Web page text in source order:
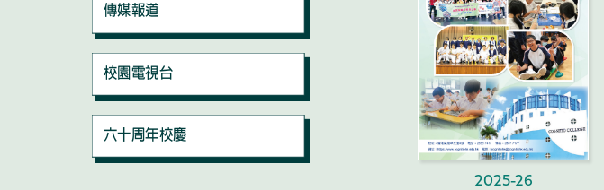
傳媒報道
校園電視台
六十周年校慶
2025-26